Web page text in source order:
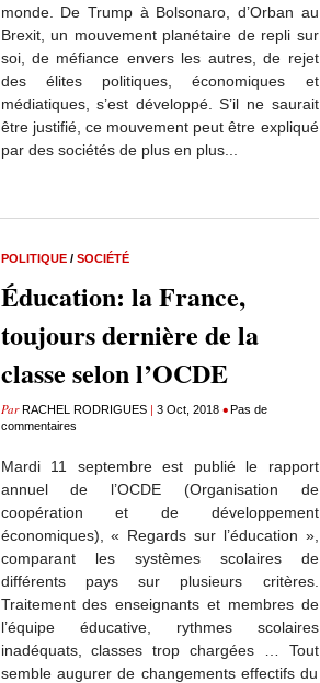
monde. De Trump à Bolsonaro, d’Orban au
Brexit, un mouvement planétaire de repli sur
soi, de méfiance envers les autres, de rejet
des élites politiques, économiques et
médiatiques, s’est développé. S’il ne saurait
être justifié, ce mouvement peut être expliqué
par des sociétés de plus en plus...
POLITIQUE/ SOCIÉTÉ
Éducation: la France,
toujours dernière de la
classe selon l’OCDE
ParRACHEL RODRIGUES| 3 Oct, 2018 •Pas de
commentaires
Mardi 11 septembre est publié le rapport
annuel de l’OCDE (Organisation de
coopération et de développement
économiques), « Regards sur l’éducation »,
comparant les systèmes scolaires de
différents pays sur plusieurs critères.
Traitement des enseignants et membres de
l’équipe éducative, rythmes scolaires
inadéquats, classes trop chargées … Tout
semble augurer de changements effectifs du